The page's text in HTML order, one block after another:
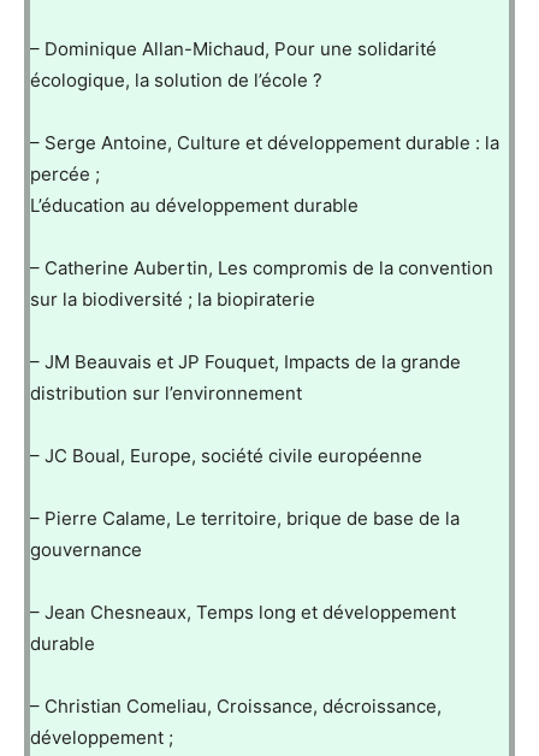
– Dominique Allan-Michaud, Pour une solidarité
écologique, la solution de l’école ?
– Serge Antoine, Culture et développement durable : la
percée ;
L’éducation au développement durable
– Catherine Aubertin, Les compromis de la convention
sur la biodiversité ; la biopiraterie
– JM Beauvais et JP Fouquet, Impacts de la grande
distribution sur l’environnement
– JC Boual, Europe, société civile européenne
– Pierre Calame, Le territoire, brique de base de la
gouvernance
– Jean Chesneaux, Temps long et développement
durable
– Christian Comeliau, Croissance, décroissance,
développement ;